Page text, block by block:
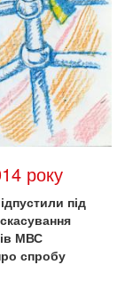
року
під
МВС
спробу